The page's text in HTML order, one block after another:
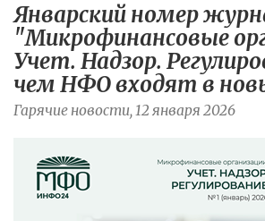
Январский номер
"Микрофинансовые
Учет. Надзор.
чем НФО входят в
Гарячие новости, 12 января 2026